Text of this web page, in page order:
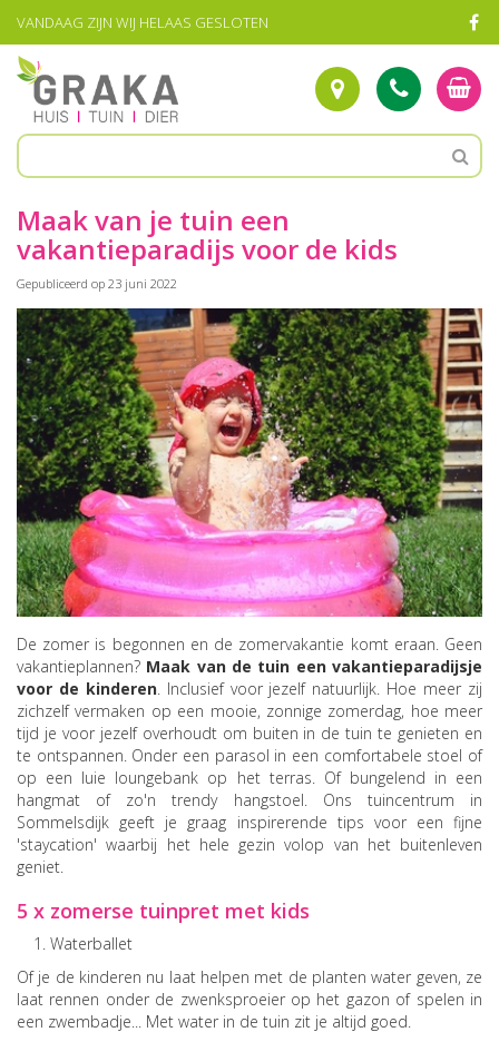
VANDAAG ZIJN WIJ HELAAS GESLOTEN
Maak van je tuin een
vakantieparadijs voor de kids
Gepubliceerd op 23 juni 2022
De zomer is begonnen en de zomervakantie komt eraan. Geen
vakantieplannen? Maak van de tuin een vakantieparadijsje
voor de kinderen. Inclusief voor jezelf natuurlijk. Hoe meer zij
zichzelf vermaken op een mooie, zonnige zomerdag, hoe meer
tijd je voor jezelf overhoudt om buiten in de tuin te genieten en
te ontspannen. Onder een parasol in een comfortabele stoel of
op een luie loungebank op het terras. Of bungelend in een
hangmat of zo'n trendy hangstoel. Ons tuincentrum in
Sommelsdijk geeft je graag inspirerende tips voor een fijne
'staycation' waarbij het hele gezin volop van het buitenleven
geniet.
5 x zomerse tuinpret met kids
Waterballet
Of je de kinderen nu laat helpen met de planten water geven, ze
laat rennen onder de zwenksproeier op het gazon of spelen in
een zwembadje... Met water in de tuin zit je altijd goed.